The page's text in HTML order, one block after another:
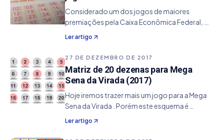
Considerado um dos jogos de maiores
premiações pela Caixa Econômica Federal, a
Mega Sena ė um dos jogos mais disputados
entre os apostadores. Boa causa disso se
deve pela alta premiação que ela provém,
diga - se…
Ler artigo
27 DE DEZEMBRO DE 2017
Matriz de 20 dezenas para Mega
Sena da Virada (2017)
Hoje iremos trazer mais um jogo para a Mega
Sena da Virada . Porém este esquema é
diferente do que já apresentamos, pois a
garantia de números não garante uma
premiação concreta e sim um passo bem em
Ler artigo